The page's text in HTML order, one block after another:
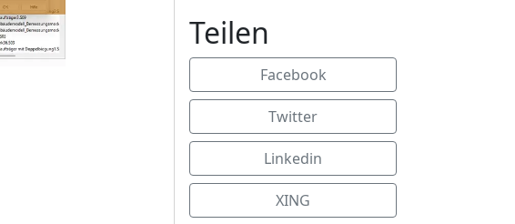
Teilen
Facebook
Twitter
Linkedin
XING